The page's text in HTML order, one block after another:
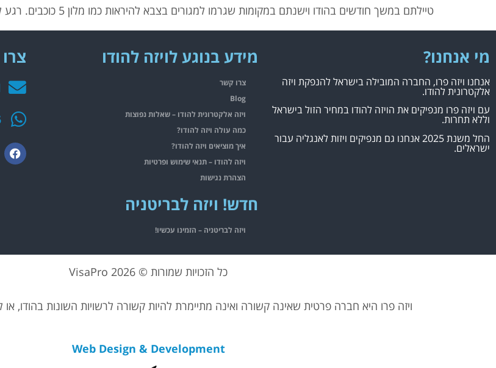
טיילתם במשך חודשים בהודו וישנתם במקומות שגרמו למגורים בצבא להיראות כמו מלון 5 כוכבים. רגע לפני שעולים על הטיסה בחזרה לארץ, הגיע הזמן להתפנק.
מי אנחנו?
אנחנו ויזה פרו, החברה המובילה בישראל להנפקת ויזה
אלקטרונית להודו.
עם ויזה פרו מנפיקים את הויזה להודו במחיר הזול בישראל
וללא תחרות.
החל משנת 2025 אנחנו גם מנפיקים ויזות לאנגליה עבור
ישראלים.
מידע בנוגע לויזה להודו
צרו קשר
Blog
ויזה אלקטרונית להודו – שאלות נפוצות
כמה עולה ויזה להודו?
איך מוציאים ויזה להודו?
ויזה להודו – תנאי שימוש ופרטיות
הצהרת נגישות
חדש! ויזה לבריטניה
ויזה לבריטניה – הזמינו עכשיו!
כל הזכויות שמורות © 2026 VisaPro
ויזה פרו היא חברה פרטית שאינה קשורה ואינה מתיימרת להיות קשורה לרשויות השונות בהודו, או
Web Design & Development